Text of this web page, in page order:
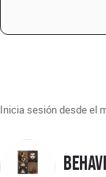
Inicia sesión desde el